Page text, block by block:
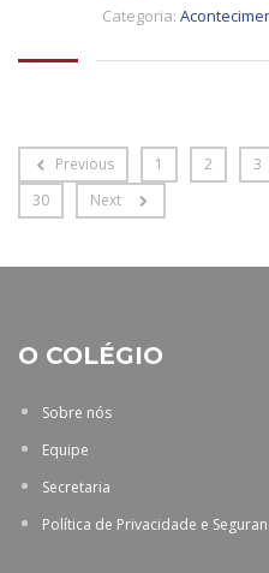
Categoria:
Previous 1 2 3
30
Next
O COLÉGIO
Sobre nós
Equipe
Secretaria
Política de Privacidade e